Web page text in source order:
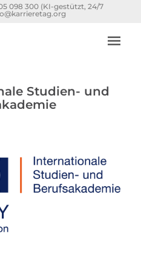
098 300 (KI-gestützt, 24/7
Studien- und